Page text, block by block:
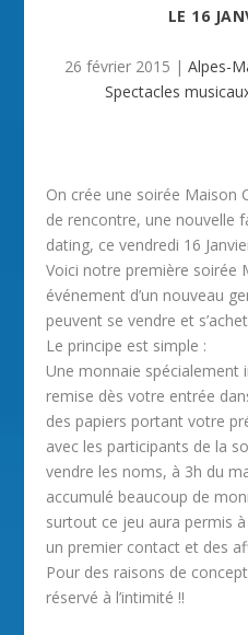
LE 16
26 février 2015 | Alpes-
Spectacles
On crée une soirée Maison
de rencontre, une nouvelle
dating, ce vendredi 16
Voici notre première soirée
événement d’un nouveau
peuvent se vendre et
Le principe est simple :
Une monnaie spécialement
remise dès votre entrée
des papiers portant votre
avec les participants de la
vendre les noms, à 3h du
accumulé beaucoup de
surtout ce jeu aura permis
un premier contact et des
Pour des raisons de
réservé à l’intimité !!